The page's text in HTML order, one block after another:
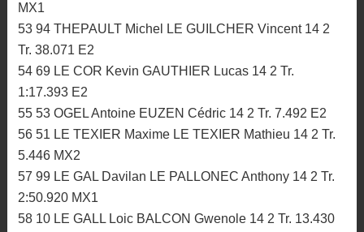
MX1
53 94 THEPAULT Michel LE GUILCHER Vincent 14 2
Tr. 38.071 E2
54 69 LE COR Kevin GAUTHIER Lucas 14 2 Tr.
1:17.393 E2
55 53 OGEL Antoine EUZEN Cédric 14 2 Tr. 7.492 E2
56 51 LE TEXIER Maxime LE TEXIER Mathieu 14 2 Tr.
5.446 MX2
57 99 LE GAL Davilan LE PALLONEC Anthony 14 2 Tr.
2:50.920 MX1
58 10 LE GALL Loic BALCON Gwenole 14 2 Tr. 13.430